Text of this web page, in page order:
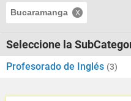
Bucaramanga
Seleccione la
Profesorado de Inglés (3)